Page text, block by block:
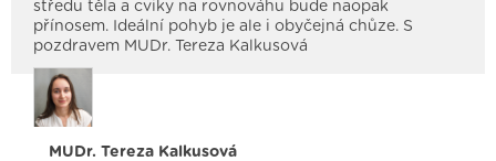
středu těla a cviky na rovnováhu bude naopak
přínosem. Ideální pohyb je ale i obyčejná chůze. S
pozdravem MUDr. Tereza Kalkusová
MUDr. Tereza Kalkusová